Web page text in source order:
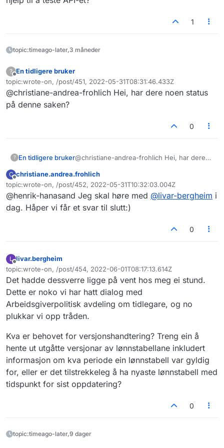
1
topic:timeago-later,3 måneder
?
Frakoblet
En tidligere bruker
topic:wrote-on, /post/451, 2022-05-31T08:31:46.433Z
Sist endret av
@christiane-andrea-frohlich Hei, har dere noen status
på denne saken?
0
? En tidligere bruker@christiane-andrea-frohlich Hei, har dere
C
Frakoblet
christiane.andrea.frohlich
topic:wrote-on, /post/452, 2022-05-31T10:32:03.004Z
Sist endret av
@henrik-hanasand Jeg skal høre med @livar-bergheim i
dag. Håper vi får et svar til slutt:)
0
L
Frakoblet
livar.bergheim
topic:wrote-on, /post/454, 2022-06-01T08:17:13.614Z
Sist endret av
Det hadde dessverre ligge på vent hos meg ei stund.
Dette er noko vi har hatt dialog med
Arbeidsgiverpolitisk avdeling om tidlegare, og no
plukkar vi opp tråden.
Kva er behovet for versjonshandtering? Treng ein å
hente ut utgåtte versjonar av lønnstabellane inkludert
informasjon om kva periode ein lønnstabell var gyldig
for, eller er det tilstrekkeleg å ha nyaste lønnstabell med
tidspunkt for sist oppdatering?
0
topic:timeago-later,9 dager